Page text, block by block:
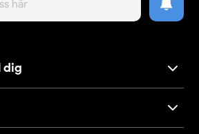
dig